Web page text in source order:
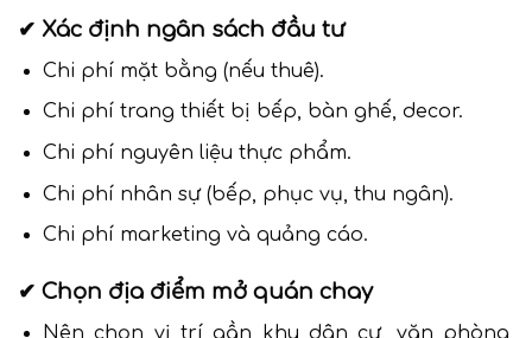
✔ Xác định ngân sách đầu tư
Chi phí mặt bằng (nếu thuê).
Chi phí trang thiết bị bếp, bàn ghế, decor.
Chi phí nguyên liệu thực phẩm.
Chi phí nhân sự (bếp, phục vụ, thu ngân).
Chi phí marketing và quảng cáo.
✔ Chọn địa điểm mở quán chay
Nên chọn vị trí gần khu dân cư, văn phòng,